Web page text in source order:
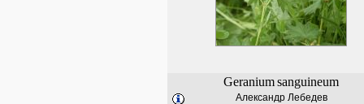
Geraniumsanguineum
Александр Лебедев